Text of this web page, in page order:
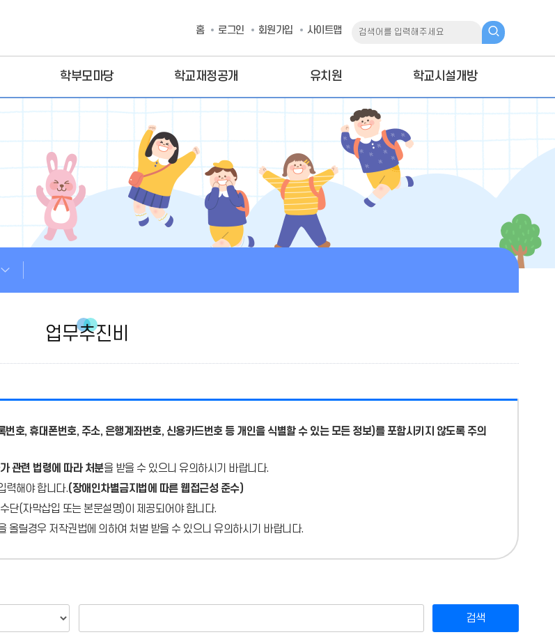
홈 로그인 회원가입 사이트맵
학부모마당 학교재정공개 유치원 학교시설개방
업무추진비
번호, 휴대폰번호, 주소, 은행계좌번호, 신용카드번호 등 개인을 식별할 수 있는 모든 정보)를 포함시키지 않도록 주의
관련 법령에 따라 처분을 받을 수 있으니 유의하시기 바랍니다.
력해야 합니다.(장애인차별금지법에 따른 웹접근성 준수)
단(자막삽입 또는 본문설명)이 제공되어야 합니다.
릴경우 저작권법에 의하여 처벌 받을 수 있으니 유의하시기 바랍니다.
검색